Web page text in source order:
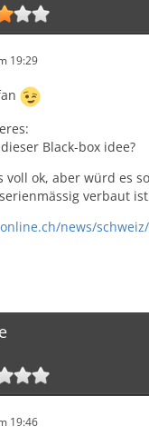
19:29
Black-box idee?
voll ok, aber würd es
verbaut
news/
19:46